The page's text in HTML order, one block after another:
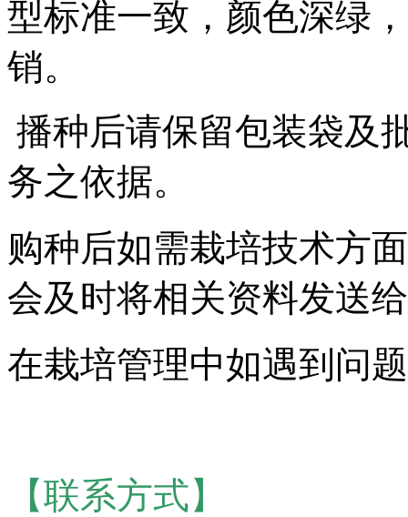
型标准一致，颜色深绿
销。
播种后请保留包装袋及
务之依据。
购种后如需栽培技术方
会及时将相关资料发送
在栽培管理中如遇到问
【联系方式】